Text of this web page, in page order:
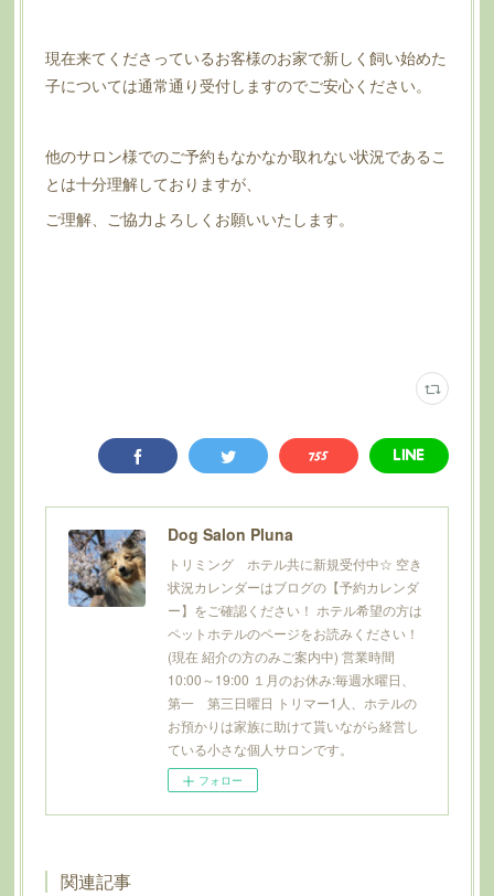
現在来てくださっているお客様のお家で新しく飼い始めた
子については通常通り受付しますのでご安心ください。
他のサロン様でのご予約もなかなか取れない状況であるこ
とは十分理解しておりますが、
ご理解、ご協力よろしくお願いいたします。
Dog Salon Pluna
トリミング ホテル共に新規受付中☆ 空き
状況カレンダーはブログの【予約カレンダ
ー】をご確認ください！ ホテル希望の方は
ペットホテルのページをお読みください！
(現在 紹介の方のみご案内中) 営業時間
10:00～19:00 １月のお休み:毎週水曜日、
第一 第三日曜日 トリマー1人、ホテルの
お預かりは家族に助けて貰いながら経営し
ている小さな個人サロンです。
フォロー
関連記事